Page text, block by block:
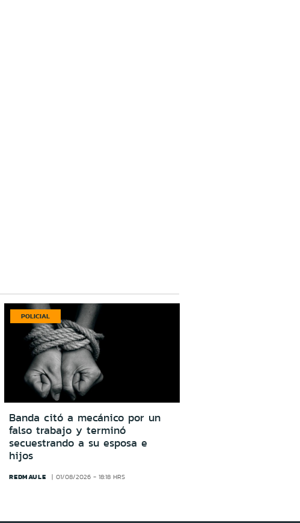
POLICIAL
Banda citó a mecánico por un
falso trabajo y terminó
secuestrando a su esposa e
hijos
REDMAULE 01/08/2026 - 18:18 HRS